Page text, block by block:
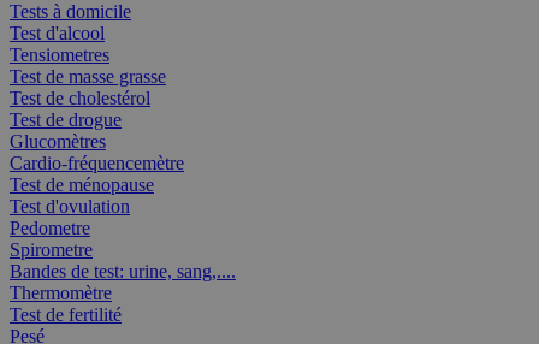
Tests à domicile
Test d'alcool
Tensiometres
Test de masse grasse
Test de cholestérol
Test de drogue
Glucomètres
Cardio-fréquencemètre
Test de ménopause
Test d'ovulation
Pedometre
Spirometre
Bandes de test: urine, sang,....
Thermomètre
Test de fertilité
Pesé